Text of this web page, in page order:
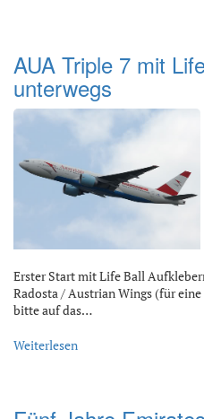
AUA Triple 7 mit
unterwegs
Erster Start mit Life Ball
Radosta / Austrian Wings (für
bitte auf das…
Weiterlesen